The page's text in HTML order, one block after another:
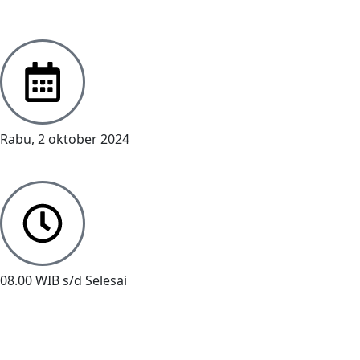
Rabu, 2 oktober 2024
08.00 WIB s/d Selesai